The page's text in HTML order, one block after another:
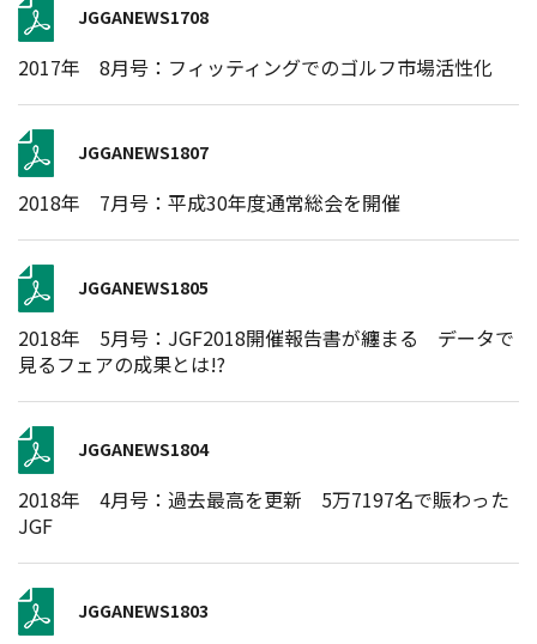
JGGANEWS1708
2017年 8月号：フィッティングでのゴルフ市場活性化
JGGANEWS1807
2018年 7月号：平成30年度通常総会を開催
JGGANEWS1805
2018年 5月号：JGF2018開催報告書が纏まる データで
見るフェアの成果とは!?
JGGANEWS1804
2018年 4月号：過去最高を更新 5万7197名で賑わった
JGF
JGGANEWS1803